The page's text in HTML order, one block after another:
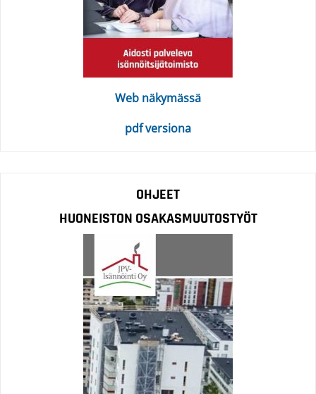
Web näkymässä
pdf versiona
OHJEET
HUONEISTON OSAKASMUUTOSTYÖT